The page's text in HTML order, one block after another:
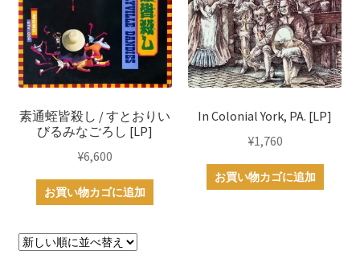
素通蛭皆殺し / すとおりい
びるみなごろし [LP]
¥6,600
お買い物カゴに追加
In Colonial York, PA. [LP]
¥1,760
お買い物カゴに追加